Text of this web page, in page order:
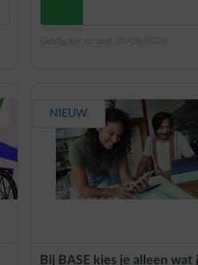
NIEUW
Bij BASE kies je alleen wat